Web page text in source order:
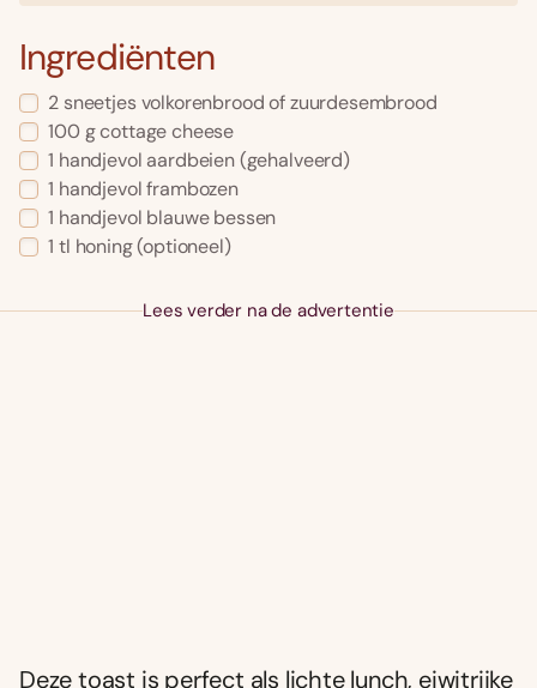
Ingrediënten
2 sneetjes volkorenbrood of zuurdesembrood
100 gcottage cheese
1 handjevol aardbeien(gehalveerd)
1 handjevol frambozen
1 handjevol blauwe bessen
1 tl honing(optioneel)
Lees verder na de advertentie
Deze toast is perfect als lichte lunch, eiwitrijke